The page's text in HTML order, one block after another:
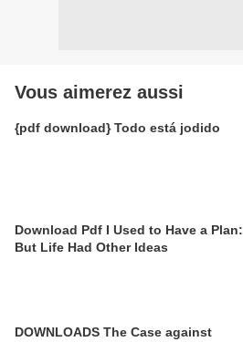
Vous aimerez aussi
{pdf download} Todo está jodido
Download Pdf I Used to Have a Plan:
But Life Had Other Ideas
DOWNLOADS The Case against